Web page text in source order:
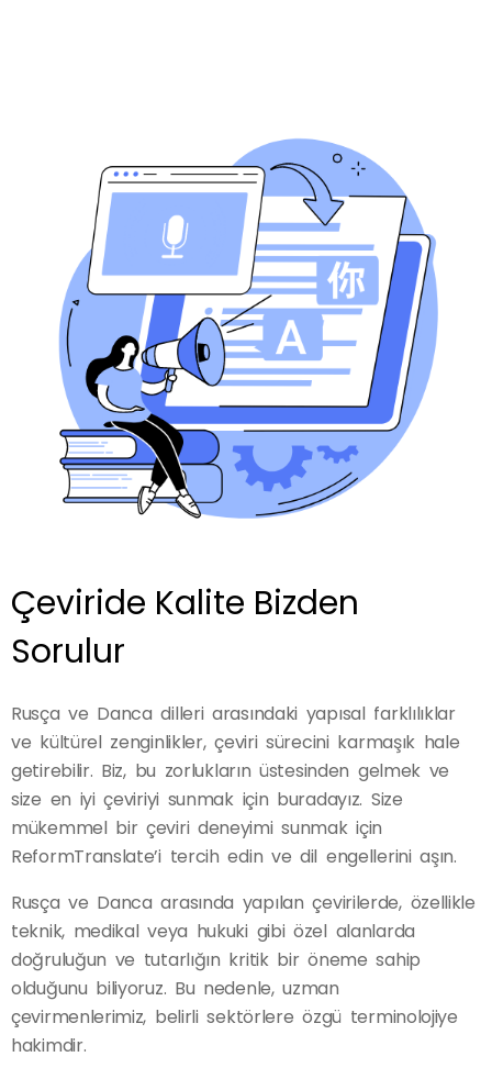
Çeviride Kalite Bizden
Sorulur
Rusça ve Danca dilleri arasındaki yapısal farklılıklar
ve kültürel zenginlikler, çeviri sürecini karmaşık hale
getirebilir. Biz, bu zorlukların üstesinden gelmek ve
size en iyi çeviriyi sunmak için buradayız. Size
mükemmel bir çeviri deneyimi sunmak için
ReformTranslate’i tercih edin ve dil engellerini aşın.
Rusça ve Danca arasında yapılan çevirilerde, özellikle
teknik, medikal veya hukuki gibi özel alanlarda
doğruluğun ve tutarlığın kritik bir öneme sahip
olduğunu biliyoruz. Bu nedenle, uzman
çevirmenlerimiz, belirli sektörlere özgü terminolojiye
hakimdir.